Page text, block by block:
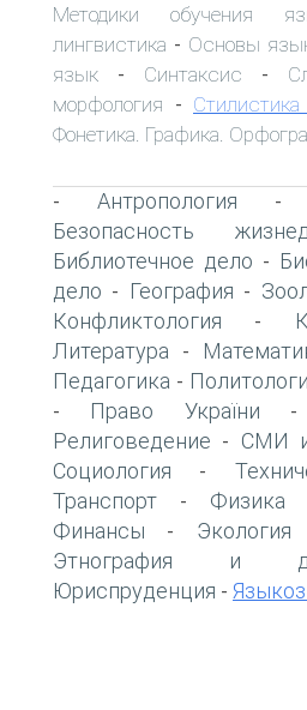
Методики обучения
лингвистика - Основы
язык - Синтаксис -
морфология -
Фонетика. Графика.
- Антропология
Безопасность
Библиотечное дело -
дело - География -
Конфликтология -
Литература -
Педагогика -
- Право України
Религоведение - СМИ и
Социология -
Транспорт - Физика
Финансы - Экология
Этнография и
Юриспруденция -